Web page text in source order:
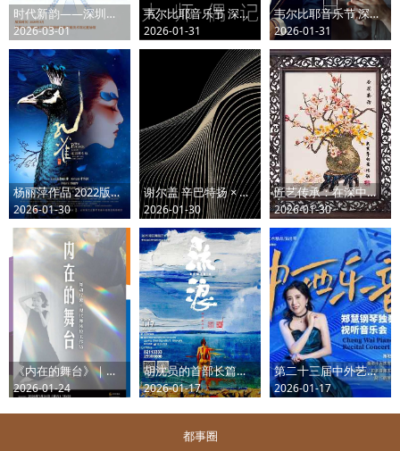
时代新韵——深圳市罗湖区美术作品展览
2026-03-01
韦尔比耶音乐节 深圳2026 大师偶记——普莱特涅夫独奏音乐会
2026-01-31
韦尔比耶音乐节 深圳2026 弦间对白——卡普松与马洛费耶夫奏鸣曲之旅
2026-01-31
杨丽萍作品 2022版舞剧《孔雀》
2026-01-30
谢尔盖 辛巴特扬 × 王之炅｜肖斯塔科维奇与拉赫玛尼诺夫--深圳交响乐团2025/2026音乐季
2026-01-30
匠艺传承：在深中国工艺美术大师五人展
2026-01-30
《内在的舞台》｜舞动疗愈×现代舞体验工作坊
2026-01-24
胡沈员的首部长篇编导作品--舞剧《流浪》
2026-01-17
第二十三届中外艺术精品演出季 中西乐韵——郑慧钢琴独奏视听音乐会
2026-01-17
都事圈